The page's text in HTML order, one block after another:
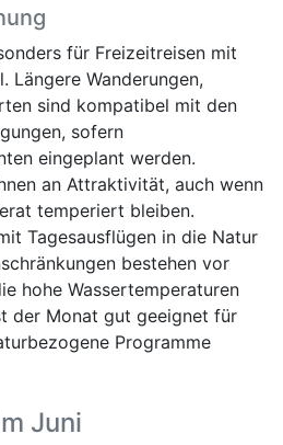
für Freizeitreisen mit
Längere Wanderungen,
sind kompatibel mit den
sofern
eingeplant werden.
an Attraktivität, auch wenn
temperiert bleiben.
Tagesausflügen in die Natur
bestehen vor
hohe Wassertemperaturen
der Monat gut geeignet für
Programme
Juni